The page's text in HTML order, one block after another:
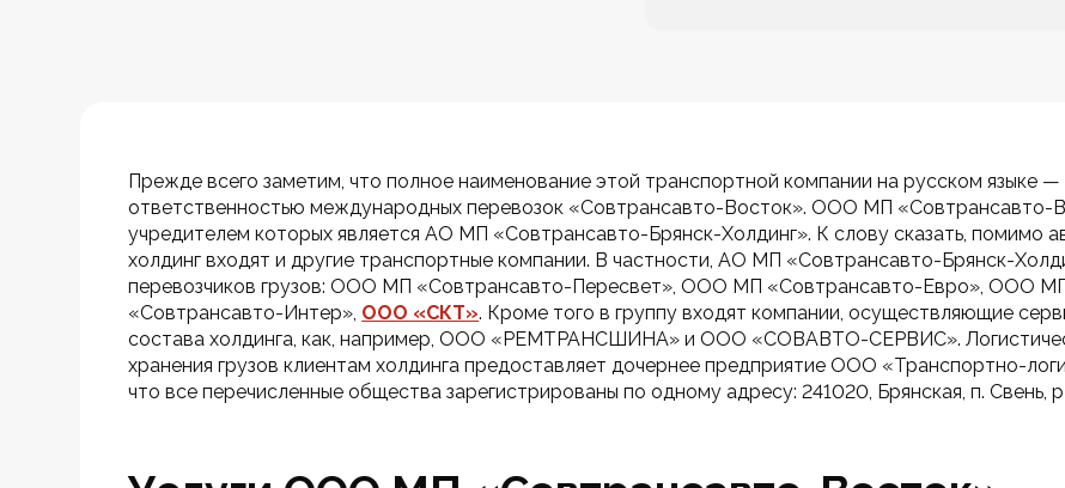
Прежде всего заметим, что полное наименование этой транспортной компании на русском языке
ответственностью международных перевозок «Совтрансавто-Восток». ООО МП «Совтрансавто-
учредителем которых является АО МП «Совтрансавто-Брянск-Холдинг». К слову сказать, помимо
холдинг входят и другие транспортные компании. В частности, АО МП «Совтрансавто-Брянск-
перевозчиков грузов: ООО МП «Совтрансавто-Пересвет», ООО МП «Совтрансавто-Евро», ООО
«Совтрансавто-Интер», ООО «СКТ». Кроме того в группу входят компании, осуществляющие
состава холдинга, как, например, ООО «РЕМТРАНСШИНА» и ООО «СОВАВТО-СЕРВИС».
хранения грузов клиентам холдинга предоставляет дочернее предприятие ООО «Транспортно-
что все перечисленные общества зарегистрированы по одному адресу: 241020, Брянская, п. Свень,